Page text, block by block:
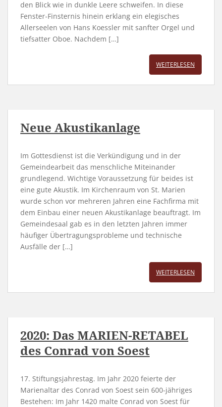
den Blick wie in dunkle Leere schweifen. In diese
Fenster-Finsternis hinein erklang ein elegisches
Allerseelen von Hans Koessler mit sanfter Orgel und
tiefsatter Oboe. Nachdem […]
WEITERLESEN
Neue Akustikanlage
Im Gottesdienst ist die Verkündigung und in der
Gemeindearbeit das menschliche Miteinander
grundlegend. Wichtige Voraussetzung für beides ist
eine gute Akustik. Im Kirchenraum von St. Marien
wurde schon vor mehreren Jahren eine Fachfirma mit
dem Einbau einer neuen Akustikanlage beauftragt. Im
Gemeindesaal gab es in den letzten Jahren immer
häufiger Übertragungsprobleme und technische
Ausfälle der […]
WEITERLESEN
2020: Das MARIEN-RETABEL
des Conrad von Soest
17. Stiftungsjahrestag. Im Jahr 2020 feierte der
Marienaltar des Conrad von Soest sein 600-jähriges
Bestehen: Im Jahr 1420 malte Conrad von Soest für